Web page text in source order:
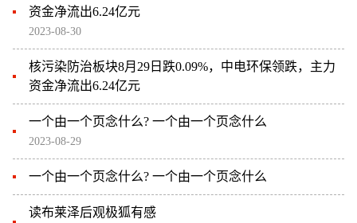
资金净流出6.24亿元
2023-08-30
核污染防治板块8月29日跌0.09%，中电环保领跌，主力
资金净流出6.24亿元
一个由一个页念什么? 一个由一个页念什么
2023-08-29
一个由一个页念什么? 一个由一个页念什么
读布莱泽后观极狐有感